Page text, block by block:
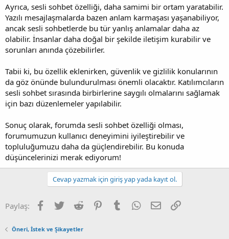
Ayrıca, sesli sohbet özelliği, daha samimi bir ortam yaratabilir.
Yazılı mesajlaşmalarda bazen anlam karmaşası yaşanabiliyor,
ancak sesli sohbetlerde bu tür yanlış anlamalar daha az
olabilir. İnsanlar daha doğal bir şekilde iletişim kurabilir ve
sorunları anında çözebilirler.
Tabii ki, bu özellik eklenirken, güvenlik ve gizlilik konularının
da göz önünde bulundurulması önemli olacaktır. Katılımcıların
sesli sohbet sırasında birbirlerine saygılı olmalarını sağlamak
için bazı düzenlemeler yapılabilir.
Sonuç olarak, forumda sesli sohbet özelliği olması,
forumumuzun kullanıcı deneyimini iyileştirebilir ve
topluluğumuzu daha da güçlendirebilir. Bu konuda
düşüncelerinizi merak ediyorum!
Cevap yazmak için giriş yap yada kayıt ol.
Paylaş: Facebook
TwitterReddit PinterestTumblrWhatsApp
E-postaLink
Öneri, İstek ve Şikayetler